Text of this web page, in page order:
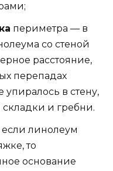
периметра — в
со стеной
расстояние,
перепадах
упиралось в стену,
складки и гребни.
линолеум
то
основание